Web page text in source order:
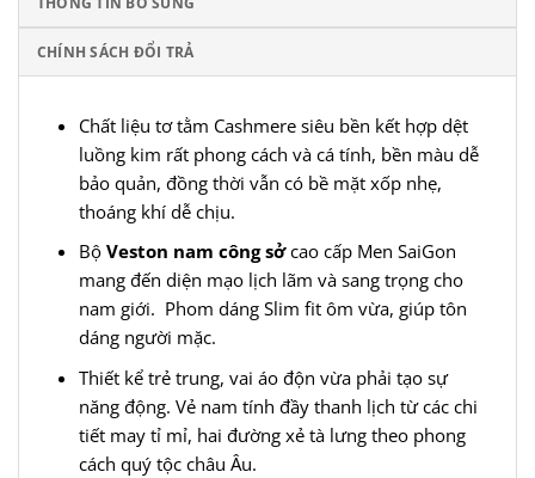
CHÍNH SÁCH ĐỔI TRẢ
Chất liệu tơ tằm Cashmere siêu bền kết hợp dệt
luồng kim rất phong cách và cá tính, bền màu dễ
bảo quản, đồng thời vẫn có bề mặt xốp nhẹ,
thoáng khí dễ chịu.
BộVeston nam công sởcao cấp Men SaiGon
mang đến diện mạo lịch lãm và sang trọng cho
nam giới. Phom dáng Slim fit ôm vừa, giúp tôn
dáng người mặc.
Thiết kể trẻ trung, vai áo độn vừa phải tạo sự
năng động. Vẻ nam tính đầy thanh lịch từ các chi
tiết may tỉ mỉ, hai đường xẻ tà lưng theo phong
cách quý tộc châu Âu.